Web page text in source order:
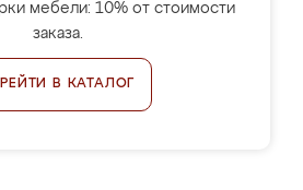
мебели: 10% от стоимости
заказа.
В КАТАЛОГ